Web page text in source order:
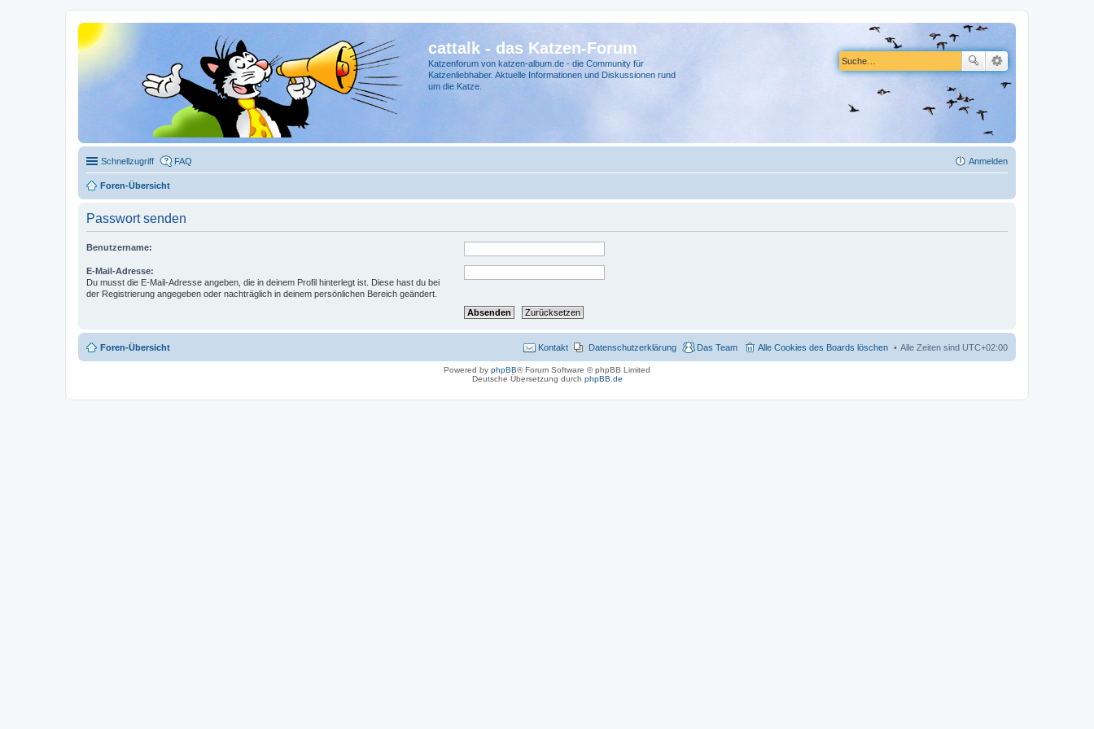
cattalk - das Katzen-Forum
Katzenforum von katzen-album.de - die Community für
Katzenliebhaber. Aktuelle Informationen und Diskussionen rund
um die Katze.
Schnellzugriff FAQ Anmelden
Foren-Übersicht
Passwort senden
Benutzername:
E-Mail-Adresse:
Du musst die E-Mail-Adresse angeben, die in deinem Profil hinterlegt ist. Diese hast du bei
der Registrierung angegeben oder nachträglich in deinem persönlichen Bereich geändert.
Foren-Übersicht Alle Zeiten sind UTC+02:00
Alle Cookies des Boards löschen
Das Team
Datenschutzerklärung
Kontakt
Powered by phpBB® Forum Software © phpBB Limited
Deutsche Übersetzung durch phpBB.de